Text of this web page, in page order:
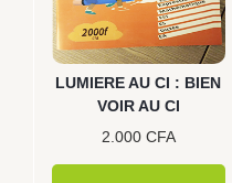
LUMIERE AU CI : BIEN
VOIR AU CI
2.000 CFA